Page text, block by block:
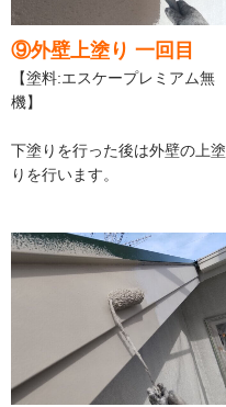
⑨外壁上塗り 一回目
【塗料:エスケープレミアム無
機】
下塗りを行った後は外壁の上塗
りを行います。